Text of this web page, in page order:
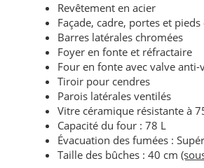
Revêtement en acier
Façade, cadre, portes et
Barres latérales chromées
Foyer en fonte et réfractaire
Four en fonte avec valve anti-
Tiroir pour cendres
Parois latérales ventilés
Vitre céramique résistante à
Capacité du four : 78 L
Évacuation des fumées :
Taille des bûches : 40 cm